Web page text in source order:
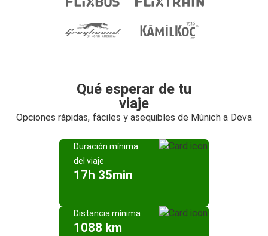
Qué esperar de tu
viaje
Opciones rápidas, fáciles y asequibles de Múnich a Deva
Duración mínima
del viaje
17h 35min
Distancia mínima
1088 km